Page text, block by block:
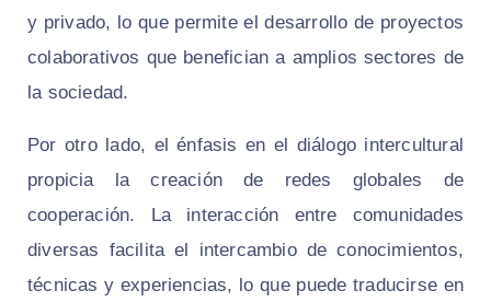
y privado, lo que permite el desarrollo de proyectos
colaborativos que benefician a amplios sectores de
la sociedad.
Por otro lado, el énfasis en el diálogo intercultural
propicia la creación de redes globales de
cooperación. La interacción entre comunidades
diversas facilita el intercambio de conocimientos,
técnicas y experiencias, lo que puede traducirse en